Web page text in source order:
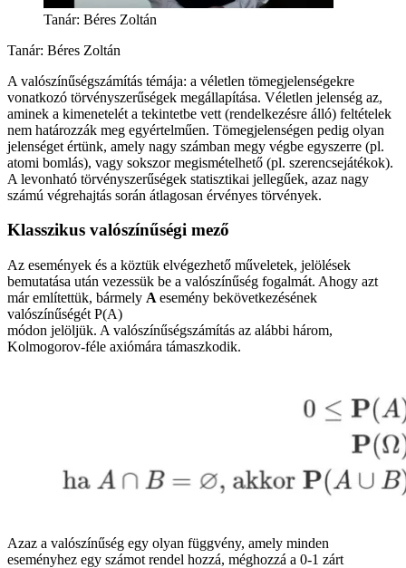
Tanár: Béres Zoltán
Tanár: Béres Zoltán
A valószínűségszámítás témája: a véletlen tömegjelenségekre
vonatkozó törvényszerűségek megállapítása. Véletlen jelenség az,
aminek a kimenetelét a tekintetbe vett (rendelkezésre álló) feltételek
nem határozzák meg egyértelműen. Tömegjelenségen pedig olyan
jelenséget értünk, amely nagy számban megy végbe egyszerre (pl.
atomi bomlás), vagy sokszor megismételhető (pl. szerencsejátékok).
A levonható törvényszerűségek statisztikai jellegűek, azaz nagy
számú végrehajtás során átlagosan érvényes törvények.
Klasszikus valószínűségi mező
Az események és a köztük elvégezhető műveletek, jelölések
bemutatása után vezessük be a valószínűség fogalmát. Ahogy azt
már említettük, bármely A esemény bekövetkezésének
valószínűségét P(A)
módon jelöljük. A valószínűségszámítás az alábbi három,
Kolmogorov-féle axiómára támaszkodik.
Azaz a valószínűség egy olyan függvény, amely minden
eseményhez egy számot rendel hozzá, méghozzá a 0-1 zárt